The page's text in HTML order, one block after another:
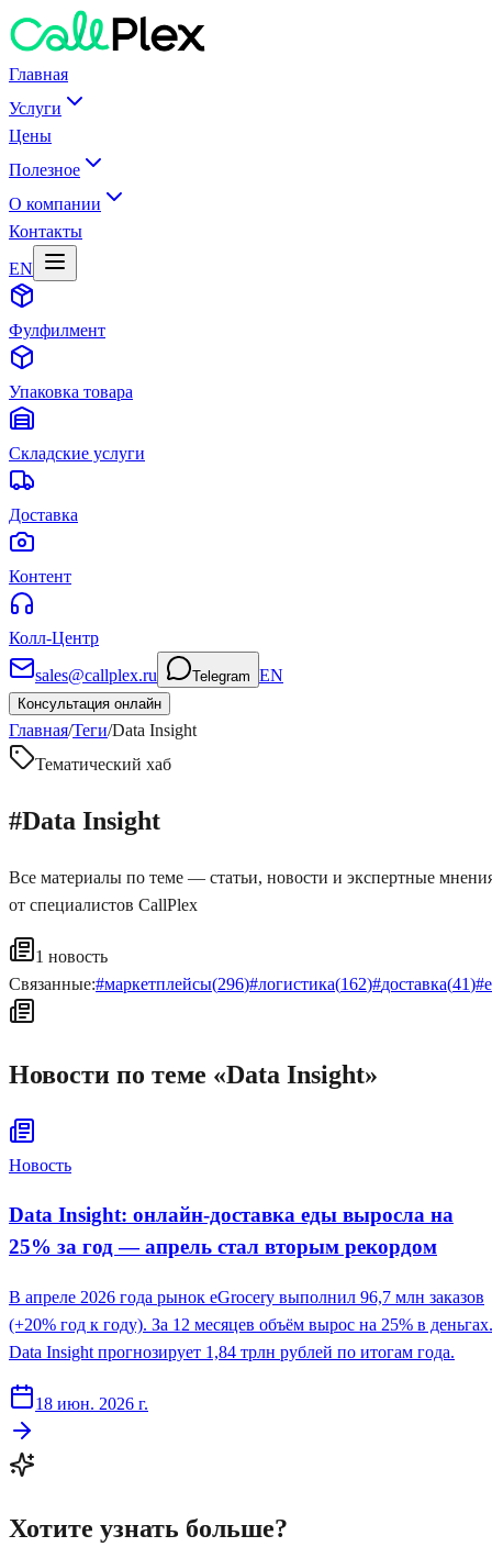
Главная
Услуги
Цены
Полезное
О компании
Контакты
EN
Фулфилмент
Упаковка товара
Складские услуги
Доставка
Контент
Колл-Центр
sales@callplex.ru
Telegram EN
Консультация онлайн
Главная/Теги/Data Insight
Тематический хаб
#Data Insight
Все материалы по теме — статьи, новости и экспертные
от специалистов CallPlex
1 новость
Связанные:#маркетплейсы(296)#логистика(162)#доставка(41)#
Новости по теме «Data Insight»
Новость
Data Insight: онлайн-доставка еды выросла на
25% за год — апрель стал вторым рекордом
В апреле 2026 года рынок eGrocery выполнил 96,7 млн заказов
(+20% год к году). За 12 месяцев объём вырос на 25% в деньгах.
Data Insight прогнозирует 1,84 трлн рублей по итогам года.
18 июн. 2026 г.
Хотите узнать больше?